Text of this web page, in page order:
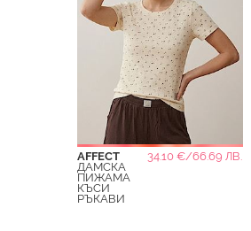
AFFECT
34.10 €/66.69 ЛВ.
ДАМСКА
ПИЖАМА
КЪСИ
РЪКАВИ